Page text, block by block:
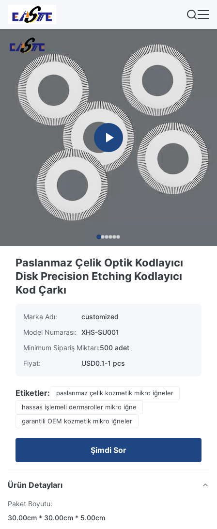
Paslanmaz Çelik Optik Kodlayıcı
Disk Precision Etching Kodlayıcı
Kod Çarkı
Marka Adı:
customized
Model Numarası:
XHS-SU001
Minimum Sipariş Miktarı:500 adet
Fiyat:
USD0.1-1 pcs
Etiketler:
paslanmaz çelik kozmetik mikro iğneler
hassas işlemeli dermaroller mikro iğne
garantili OEM kozmetik mikro iğneler
Şimdi Sor
Ürün Detayları
Paket Boyutu:
30.00cm * 30.00cm * 5.00cm